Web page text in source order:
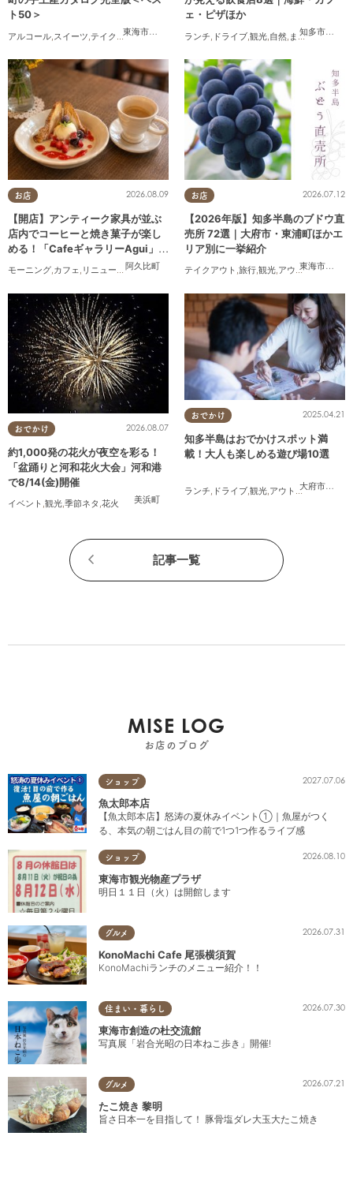
東海市
,大府市 知多市, 東浦町 ,阿久比町,半田市,常滑市,武豊
ト50＞
アルコール スイーツ テイクアウト ,まとめ記事 知多市
,常滑
ェ・ピザほか
ランチ ドライブ 観光 自然 まちネタ 季節
お店
阿久比町
2026.08.09
【開店】アンティーク家具が並ぶ
店内でコーヒーと焼き菓子が楽し
める！「CafeギャラリーAgui」が
6/1(月)阿久比町でリニューアルオ
モーニング,カフェ, リニューアル ,おひとりさま,友人
お店
東海市
,大府
2026.07.12
【2026年版】知多半島のブドウ直
売所 72選｜大府市・東浦町ほかエ
リア別に一挙紹介
テイクアウト ,旅行,観光,アウトドア , まちネ
おでかけ
美浜町
2026.08.07
約1,000発の花火が夜空を彩る！
「盆踊りと河和花火大会」河和港
で8/14(金)開催
イベント ,観光,季節ネタ ,花火
おでかけ
大府市
,東浦
2025.04.21
知多半島はおでかけスポット満
載！大人も楽しめる遊び場10選
ランチ ドライブ 観光 アウトドア , 親子,
記事一覧
MISE LOG
お店のブログ
ショップ 2027.07.06
魚太郎本店
【魚太郎本店】怒涛の夏休みイベント①｜魚屋がつく
る、本気の朝ごはん目の前で1つ1つ作るライブ感
ショップ 2026.08.10
東海市観光物産プラザ
明日１１日（火）は開館します
グルメ 2026.07.31
KonoMachi Cafe 尾張横須賀
KonoMachiランチのメニュー紹介！！
住まい・暮らし 2026.07.30
東海市創造の杜交流館
写真展「岩合光昭の日本ねこ歩き」開催!
グルメ 2026.07.21
たこ焼き 黎明
旨さ日本一を目指して！ 豚骨塩ダレ大玉大たこ焼き